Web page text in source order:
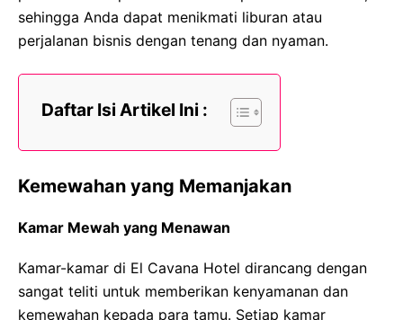
sehingga Anda dapat menikmati liburan atau
perjalanan bisnis dengan tenang dan nyaman.
Daftar Isi Artikel Ini :
Kemewahan yang Memanjakan
Kamar Mewah yang Menawan
Kamar-kamar di El Cavana Hotel dirancang dengan
sangat teliti untuk memberikan kenyamanan dan
kemewahan kepada para tamu. Setiap kamar